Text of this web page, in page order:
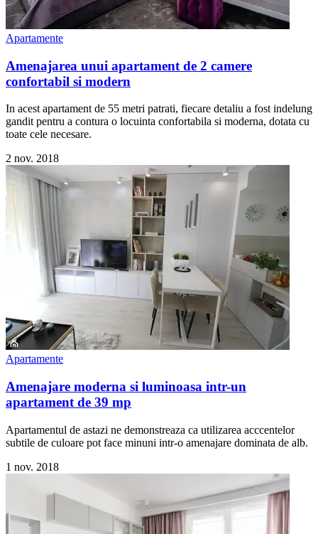
Apartamente
Amenajarea unui apartament de 2 camere
confortabil si modern
In acest apartament de 55 metri patrati, fiecare detaliu a fost indelung
gandit pentru a contura o locuinta confortabila si moderna, dotata cu
toate cele necesare.
2 nov. 2018
Apartamente
Amenajare moderna si luminoasa intr-un
apartament de 39 mp
Apartamentul de astazi ne demonstreaza ca utilizarea acccentelor
subtile de culoare pot face minuni intr-o amenajare dominata de alb.
1 nov. 2018